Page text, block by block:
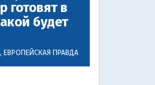
готовят в
будет
, ЕВРОПЕЙСКАЯ ПРАВДА